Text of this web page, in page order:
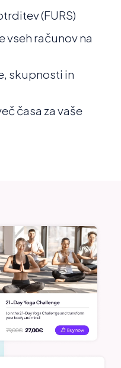
(FURS)
vseh računov na
skupnosti in
časa za vaše